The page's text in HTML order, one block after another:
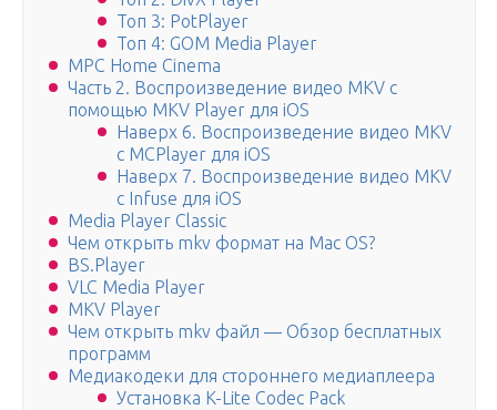
Топ 3: PotPlayer
Топ 4: GOM Media Player
MPC Home Cinema
Часть 2. Воспроизведение видео MKV с
помощью MKV Player для iOS
Наверх 6. Воспроизведение видео MKV
с MCPlayer для iOS
Наверх 7. Воспроизведение видео MKV
с Infuse для iOS
Media Player Classic
Чем открыть mkv формат на Mac OS?
BS.Player
VLC Media Player
MKV Player
Чем открыть mkv файл — Обзор бесплатных
программ
Медиакодеки для стороннего медиаплеера
Установка K-Lite Codec Pack